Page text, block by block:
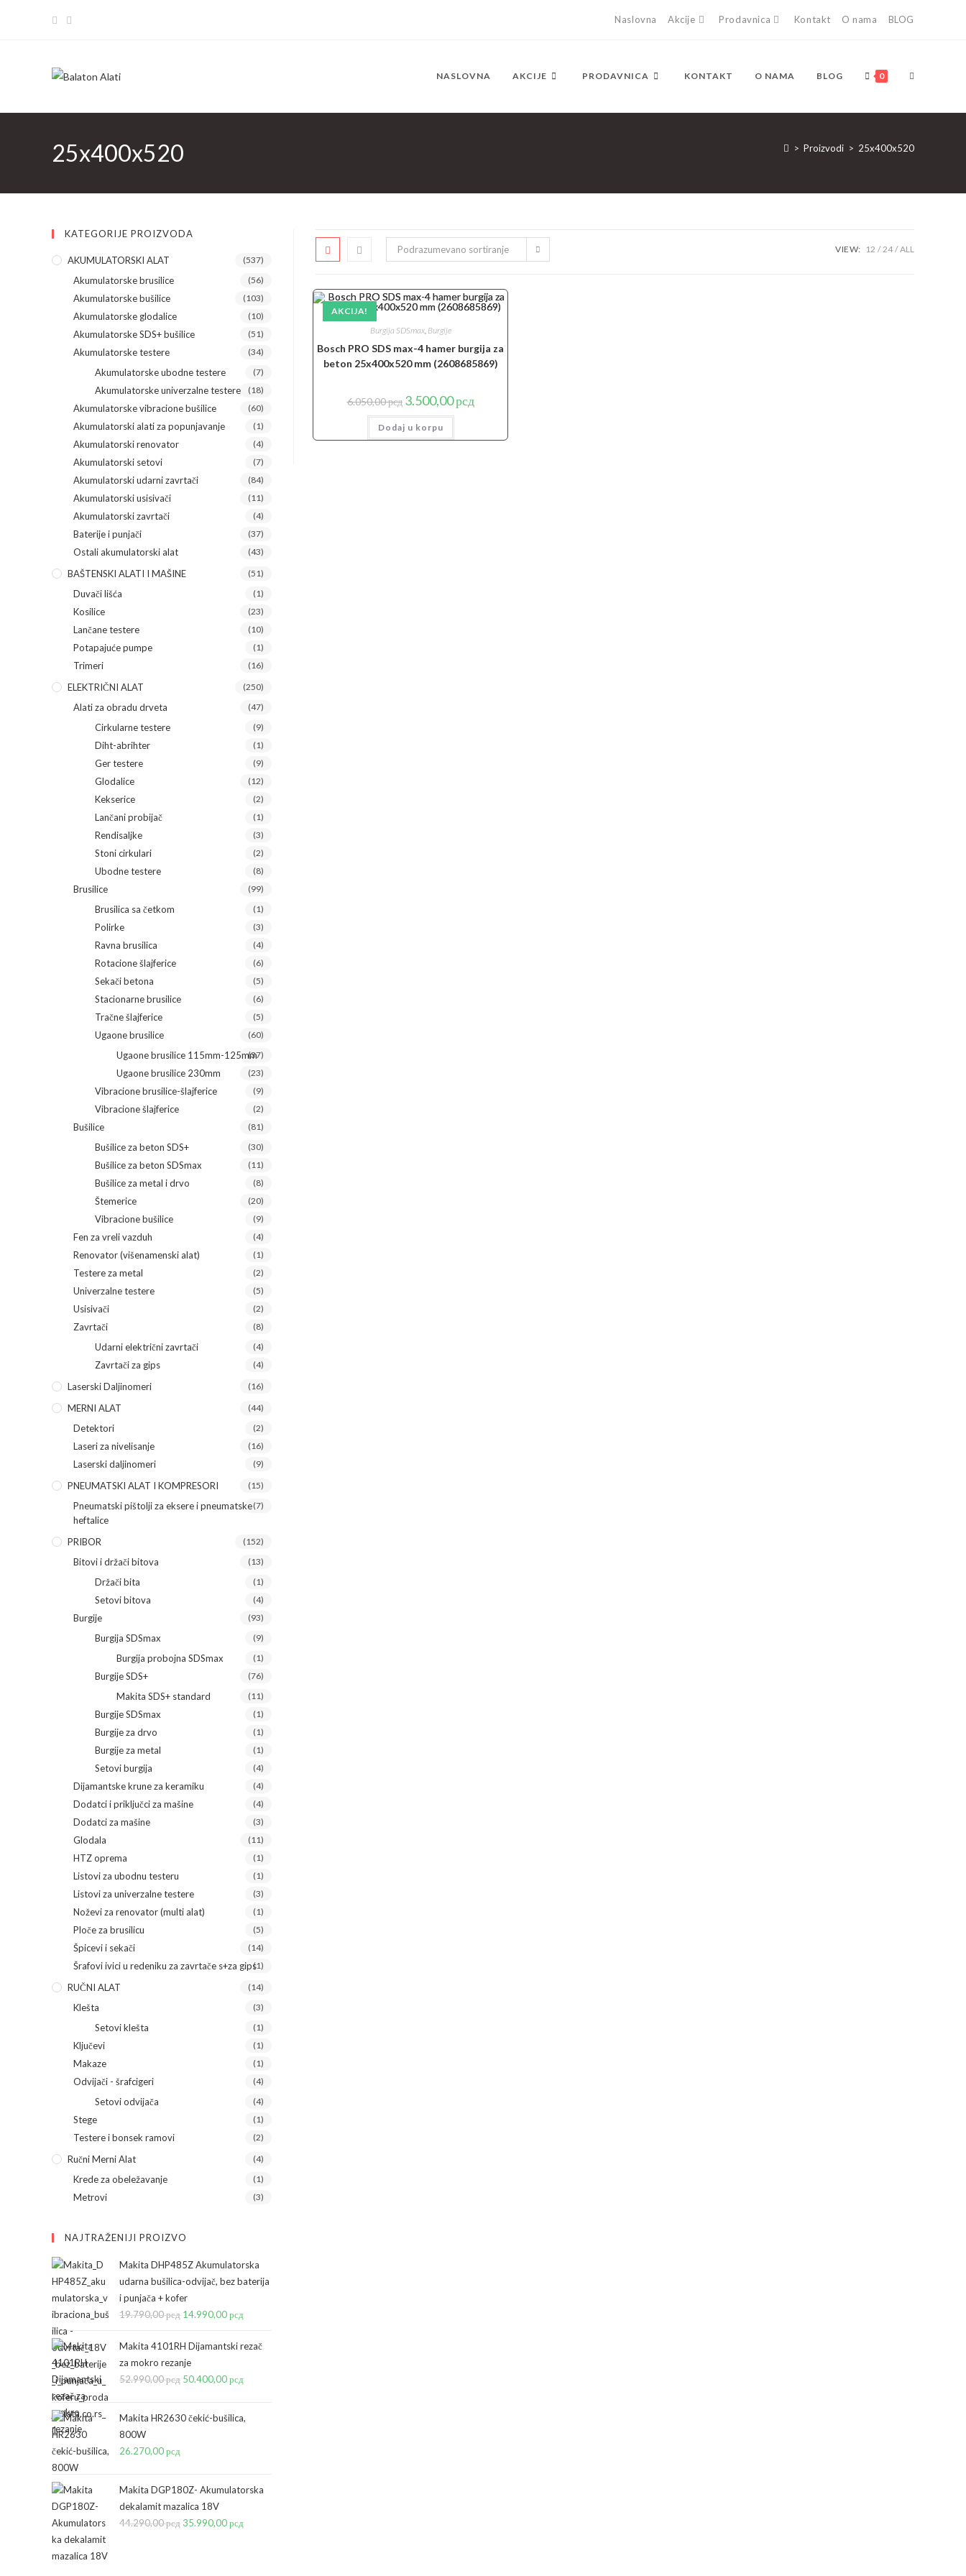
Naslovna Akcije Prodavnica Kontakt O nama BLOG
NASLOVNA AKCIJE PRODAVNICA KONTAKT O NAMA BLOG 0 TOGGLE
WEBSITE
25x400x520 > Proizvodi > 25x400x520
Podrazumevano sortiranje VIEW: 12 24 ALL
AKCIJA!
Burgija SDSmax, Burgije
Bosch PRO SDS max-4 hamer burgija za
beton 25x400x520 mm (2608685869)
6.050,00рсд Originalna
cena
je
bila:
6.050,00 рсд.
3.500,00рсдTrenutna
cena
Dodaj u korpu
KATEGORIJE PROIZVODA
AKUMULATORSKI ALAT (537)
Akumulatorske brusilice (56)
Akumulatorske bušilice (103)
Akumulatorske glodalice (10)
Akumulatorske SDS+ bušilice (51)
Akumulatorske testere (34)
Akumulatorske ubodne testere (7)
Akumulatorske univerzalne testere (18)
Akumulatorske vibracione bušilice (60)
Akumulatorski alati za popunjavanje (1)
Akumulatorski renovator (4)
Akumulatorski setovi (7)
Akumulatorski udarni zavrtači (84)
Akumulatorski usisivači (11)
Akumulatorski zavrtači (4)
Baterije i punjači (37)
Ostali akumulatorski alat (43)
BAŠTENSKI ALATI I MAŠINE (51)
Duvači lišća (1)
Kosilice (23)
Lančane testere (10)
Potapajuće pumpe (1)
Trimeri (16)
ELEKTRIČNI ALAT (250)
Alati za obradu drveta (47)
Cirkularne testere (9)
Diht-abrihter (1)
Ger testere (9)
Glodalice (12)
Kekserice (2)
Lančani probijač (1)
Rendisaljke (3)
Stoni cirkulari (2)
Ubodne testere (8)
Brusilice (99)
Brusilica sa četkom (1)
Polirke (3)
Ravna brusilica (4)
Rotacione šlajferice (6)
Sekači betona (5)
Stacionarne brusilice (6)
Tračne šlajferice (5)
Ugaone brusilice (60)
Ugaone brusilice 115mm-125mm
(37)
Ugaone brusilice 230mm (23)
Vibracione brusilice-šlajferice (9)
Vibracione šlajferice (2)
Bušilice (81)
Bušilice za beton SDS+ (30)
Bušilice za beton SDSmax (11)
Bušilice za metal i drvo (8)
Štemerice (20)
Vibracione bušilice (9)
Fen za vreli vazduh (4)
Renovator (višenamenski alat) (1)
Testere za metal (2)
Univerzalne testere (5)
Usisivači (2)
Zavrtači (8)
Udarni električni zavrtači (4)
Zavrtači za gips (4)
Laserski Daljinomeri (16)
MERNI ALAT (44)
Detektori (2)
Laseri za nivelisanje (16)
Laserski daljinomeri (9)
PNEUMATSKI ALAT I KOMPRESORI (15)
Pneumatski pištolji za eksere i pneumatske
heftalice
(7)
PRIBOR (152)
Bitovi i držači bitova (13)
Držači bita (1)
Setovi bitova (4)
Burgije (93)
Burgija SDSmax (9)
Burgija probojna SDSmax (1)
Burgije SDS+ (76)
Makita SDS+ standard (11)
Burgije SDSmax (1)
Burgije za drvo (1)
Burgije za metal (1)
Setovi burgija (4)
Dijamantske krune za keramiku (4)
Dodatci i priključci za mašine (4)
Dodatci za mašine (3)
Glodala (11)
HTZ oprema (1)
Listovi za ubodnu testeru (1)
Listovi za univerzalne testere (3)
Noževi za renovator (multi alat) (1)
Ploče za brusilicu (5)
Špicevi i sekači (14)
Šrafovi ivici u redeniku za zavrtače s+za gips(1)
RUČNI ALAT (14)
Klešta (3)
Setovi klešta (1)
Ključevi (1)
Makaze (1)
Odvijači - šrafcigeri (4)
Setovi odvijača (4)
Stege (1)
Testere i bonsek ramovi (2)
Ručni Merni Alat (4)
Krede za obeležavanje (1)
Metrovi (3)
NAJTRAŽENIJI PROIZVO
Makita DHP485Z Akumulatorska
udarna bušilica-odvijač, bez baterija
i punjača + kofer
19.790,00рсд Originalna
je
bila:
19.790,00 рсд.
14.990,00рсд
je:
Makita 4101RH Dijamantski rezač
za mokro rezanje
52.990,00рсд Originalna
je
50.400,00рсд
Makita HR2630 čekić-bušilica,
800W
26.270,00рсд
Makita DGP180Z- Akumulatorska
dekalamit mazalica 18V
44.290,00рсд Originalna
35.990,00рсд